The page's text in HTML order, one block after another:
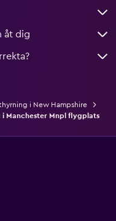
åt dig
i New Hampshire
i Manchester Mnpl flygplats